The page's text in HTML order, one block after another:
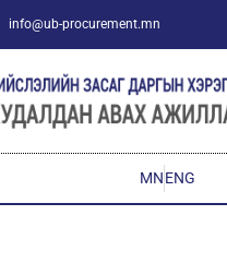
info@ub-procurement.mn
MNENG